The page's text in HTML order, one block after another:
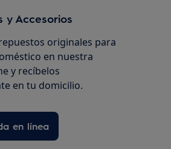
y Accesorios
originales para
en nuestra
y recíbelos
en tu domicilio.
en línea